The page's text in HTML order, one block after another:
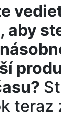
aby
teraz